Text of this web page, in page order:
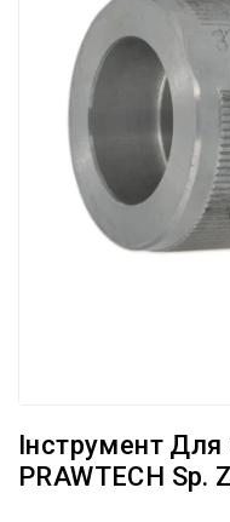
Інструмент
PRAWTECH Sp.